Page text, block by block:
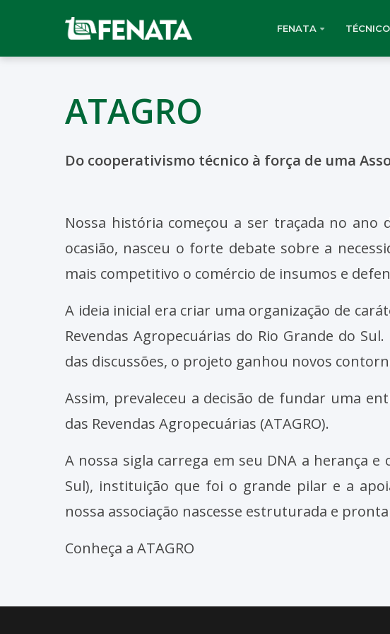
FENATA
ATAGRO
Do cooperativismo técnico à força de uma
Nossa história começou a ser traçada no ano
ocasião, nasceu o forte debate sobre a
mais competitivo o comércio de insumos e
A ideia inicial era criar uma organização de
Revendas Agropecuárias do Rio Grande do
das discussões, o projeto ganhou novos
Assim, prevaleceu a decisão de fundar uma
das Revendas Agropecuárias (ATAGRO).
A nossa sigla carrega em seu DNA a herança e
Sul), instituição que foi o grande pilar e a
nossa associação nascesse estruturada e
Conheça a ATAGRO